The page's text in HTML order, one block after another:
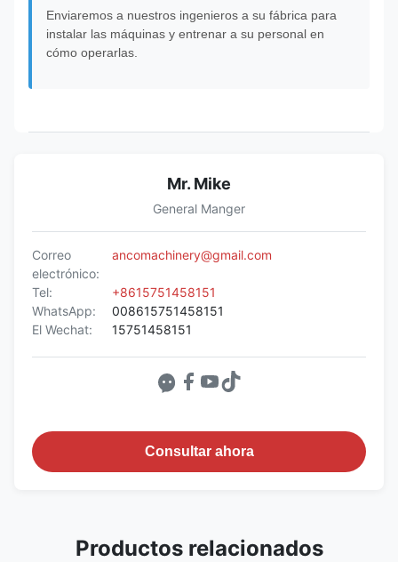
Enviaremos a nuestros ingenieros a su fábrica para
instalar las máquinas y entrenar a su personal en
cómo operarlas.
Mr. Mike
General Manger
Correo
electrónico:
ancomachinery@gmail.com
Tel:
+8615751458151
WhatsApp:
008615751458151
El Wechat:
15751458151
Consultar ahora
Productos relacionados